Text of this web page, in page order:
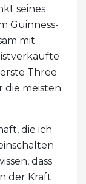
seines
Guinness-
mit
Three
die meisten
die ich
dass
der Kraft